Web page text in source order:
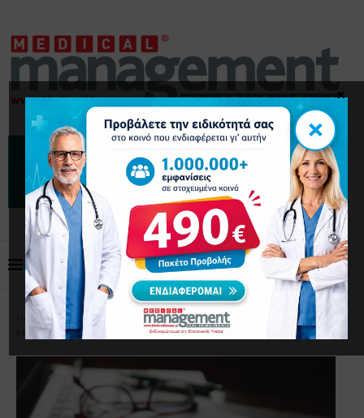
Home Μάρκετινγκ
Το Τρίπτυχο της Στρατηγικής
Marketing για Ιατρούς
×
×